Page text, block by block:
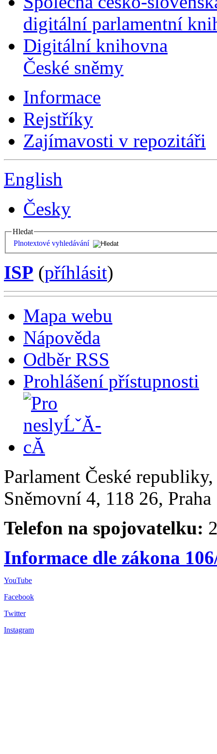
digitální parlamentní
Digitální knihovna
České sněmy
Informace
Rejstříky
Zajímavosti v repozitáři
English
Česky
Hledat
Plnotextové vyhledávání
ISP (příhlásit)
Mapa webu
Nápověda
Odběr RSS
Prohlášení přístupnosti
Parlament České
Sněmovní 4, 118 26,
Telefon na spojovatelku:
Informace dle zákona
YouTube
Facebook
Twitter
Instagram